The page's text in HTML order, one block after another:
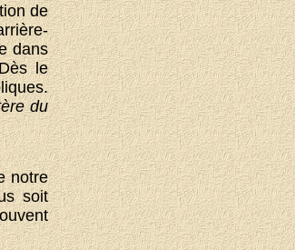
de
dans
le
du
notre
soit